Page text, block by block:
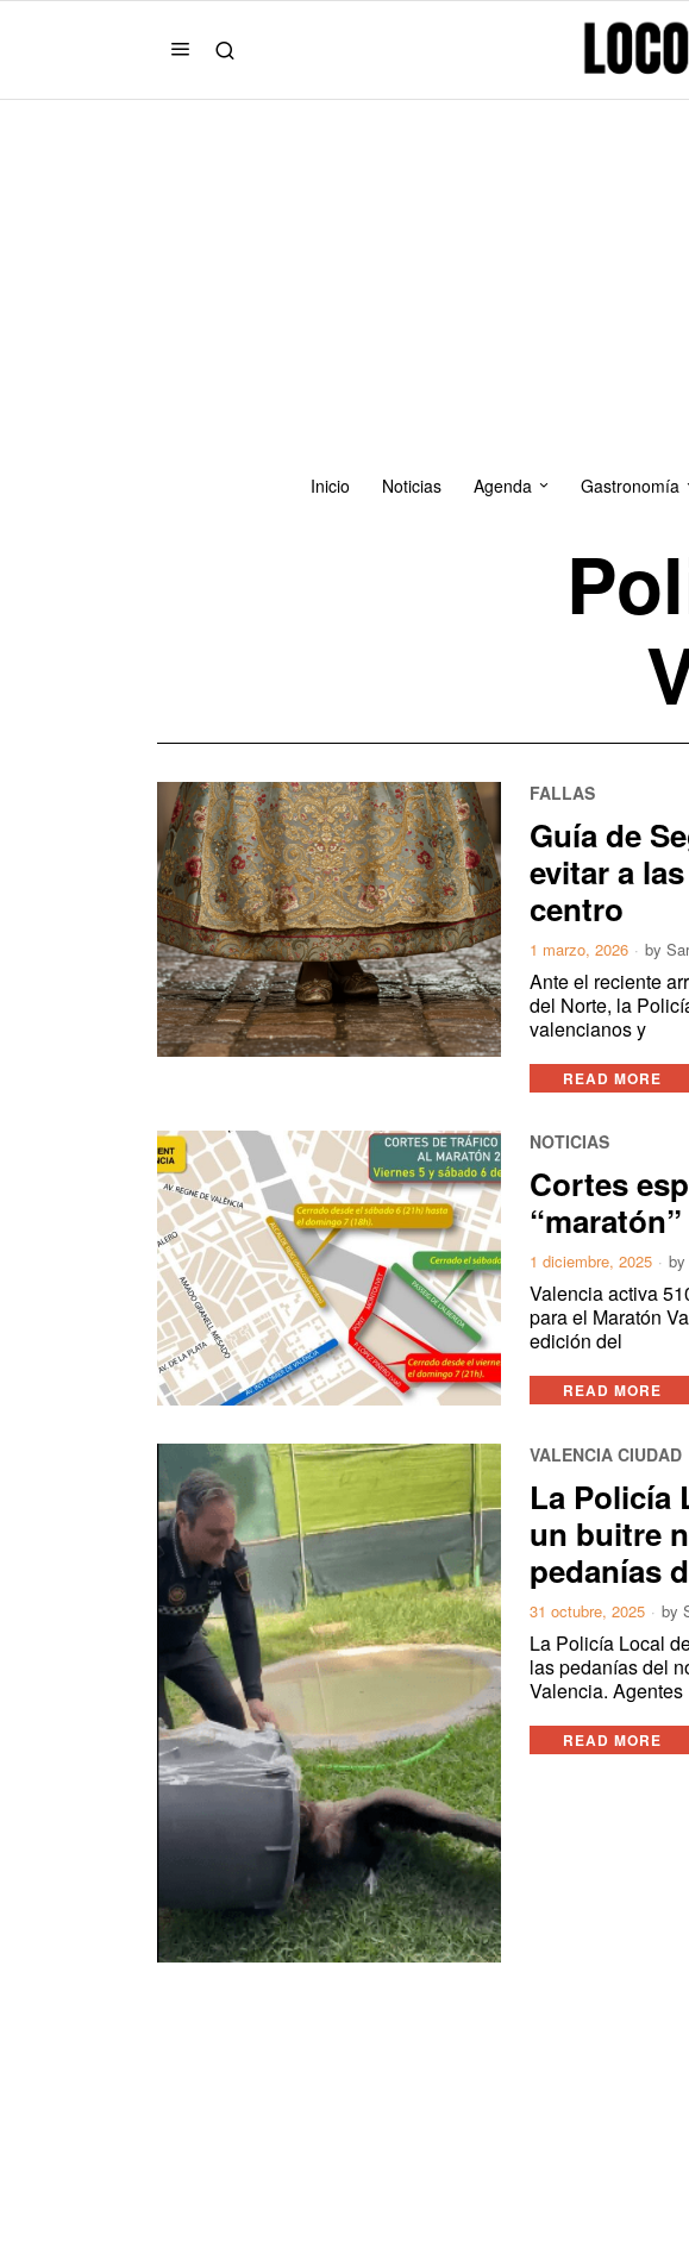
Inicio Noticias Agenda Gastronomía
FALLAS
Guía de
evitar a
centro
1 marzo, 2026 by
Ante el reciente
del Norte, la
valencianos y
READ MORE
NOTICIAS
Cortes
“maratón”
1 diciembre, 2025
Valencia activa
para el Maratón
edición del
READ MORE
VALENCIA CIUDAD
La Policía
un buitre
pedanías
31 octubre, 2025 by
La Policía Local
las pedanías del
Valencia. Agentes
READ MORE